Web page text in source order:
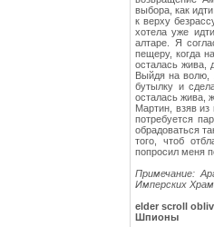
выбора, как
к верху
хотела уже
алтаре. Я
пещеру, когда
осталась жива,
Выйдя на волю,
бутылку и
осталась жива,
Мартин, взяв
потребуется
обрадоваться
того, чтоб
попросил меня
Примечание:
Имперских
elder scroll
Шпионы